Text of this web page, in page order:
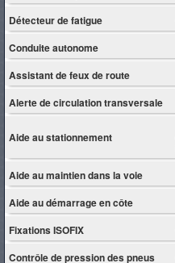
Détecteur de fatigue
Conduite autonome
Assistant de feux de route
Alerte de circulation transversale
Aide au stationnement
Aide au maintien dans la voie
Aide au démarrage en côte
Fixations ISOFIX
Contrôle de pression des pneus